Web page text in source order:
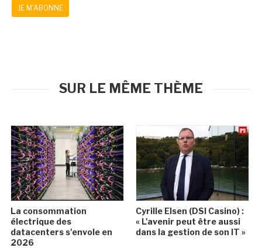
JE M'ABONNE
SUR LE MÊME THÈME
La consommation
électrique des
datacenters s'envole en
2026
Cyrille Elsen (DSI Casino) :
« L'avenir peut être aussi
dans la gestion de son IT »